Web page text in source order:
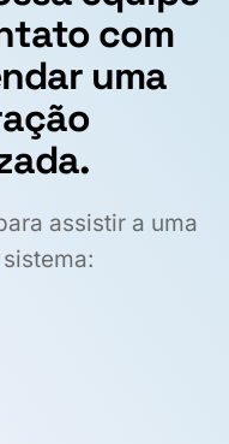
com
uma
assistir a uma